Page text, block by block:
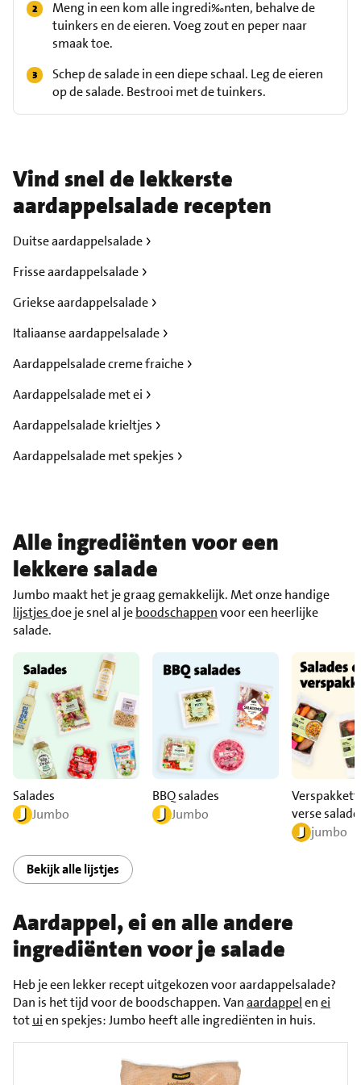
Meng in een kom alle ingredi‰nten, behalve de
tuinkers en de eieren. Voeg zout en peper naar
smaak toe.
Schep de salade in een diepe schaal. Leg de eieren
op de salade. Bestrooi met de tuinkers.
Vind snel de lekkerste
aardappelsalade recepten
Duitse aardappelsalade
Frisse aardappelsalade
Griekse aardappelsalade
Italiaanse aardappelsalade
Aardappelsalade creme fraiche
Aardappelsalade met ei
Aardappelsalade krieltjes
Aardappelsalade met spekjes
Alle ingrediënten voor een
lekkere salade
Jumbo maakt het je graag gemakkelijk. Met onze handige
lijstjesdoe je snel al jeboodschappenvoor een heerlijke
salade.
Salades
Jumbo
BBQ salades
Jumbo
verse
jumbo
Bekijk alle lijstjes
Aardappel, ei en alle andere
ingrediënten voor je salade
Heb je een lekker recept uitgekozen voor aardappelsalade?
Dan is het tijd voor de boodschappen. Vanaardappelenei
totuien spekjes: Jumbo heeft alle ingrediënten in huis.